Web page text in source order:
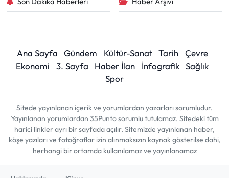
Ana Sayfa Gündem Kültür-Sanat Tarih
Çevre
Ekonomi
3. Sayfa Haber İlan İnfografik Sağlık
Spor
Sitede yayınlanan içerik ve yorumlardan yazarları sorumludur.
Yayınlanan yorumlardan 35Punto sorumlu tutulamaz. Sitedeki tüm
harici linkler ayrı bir sayfada açılır. Sitemizde yayınlanan haber,
köşe yazıları ve fotoğraflar izin alınmaksızın kaynak gösterilse dahi,
herhangi bir ortamda kullanılamaz ve yayınlanamaz